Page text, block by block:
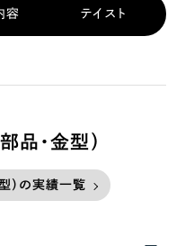
容 テイスト
品・金型）
）の実績一覧